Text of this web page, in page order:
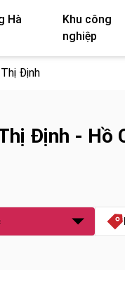
Hà
Khu công
nghiệp
Định
Định - Hồ